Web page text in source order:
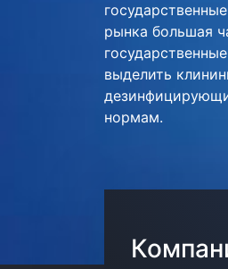
рынка большая
выделить
нормам.